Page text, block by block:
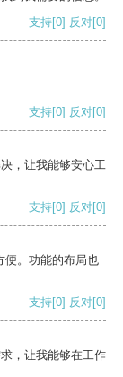
支持[0] 反对[0]
支持[0] 反对[0]
，让我能够安心工
支持[0] 反对[0]
便。功能的布局也
支持[0] 反对[0]
，让我能够在工作